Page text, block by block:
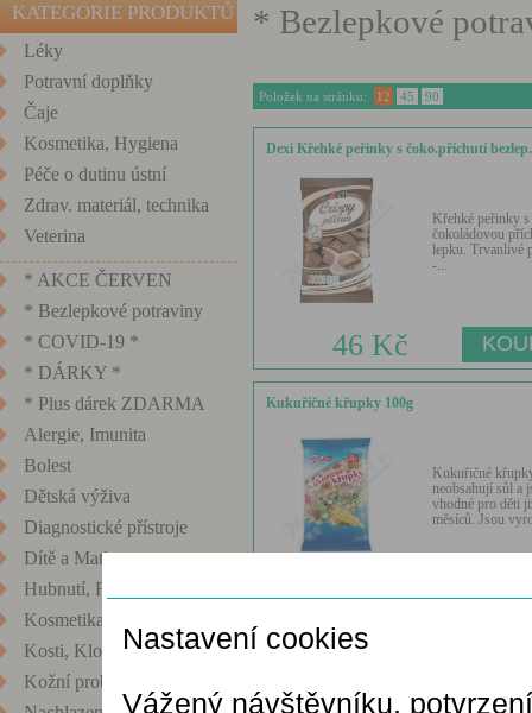
KATEGORIE PRODUKTŮ
Léky
Potravní doplňky
Čaje
Kosmetika, Hygiena
Péče o dutinu ústní
Zdrav. materiál, technika
Veterina
* AKCE ČERVEN
* Bezlepkové potraviny
* COVID-19 *
* DÁRKY *
* Plus dárek ZDARMA
Alergie, Imunita
Bolest
Dětská výživa
Diagnostické přístroje
Dítě a Matka
Hubnutí, Fitness
Kosmetika
Kosti, Klouby
Kožní problémy
* Bezlepkové
Položek na stránku: 12 45 90
Dexi Křehké peřinky s čoko.příchutí
Křehké peřinky
čokoládovou
lepku. Trvanlivé
-...
46 Kč
Kukuřičné křupky 100g
Kukuřičné
neobsahují sůl a
vhodné pro děti
měsíců. Jsou
18 Kč
Nastavení cookies
Vážený návštěvníku,